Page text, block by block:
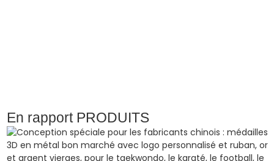
En rapportPRODUITS